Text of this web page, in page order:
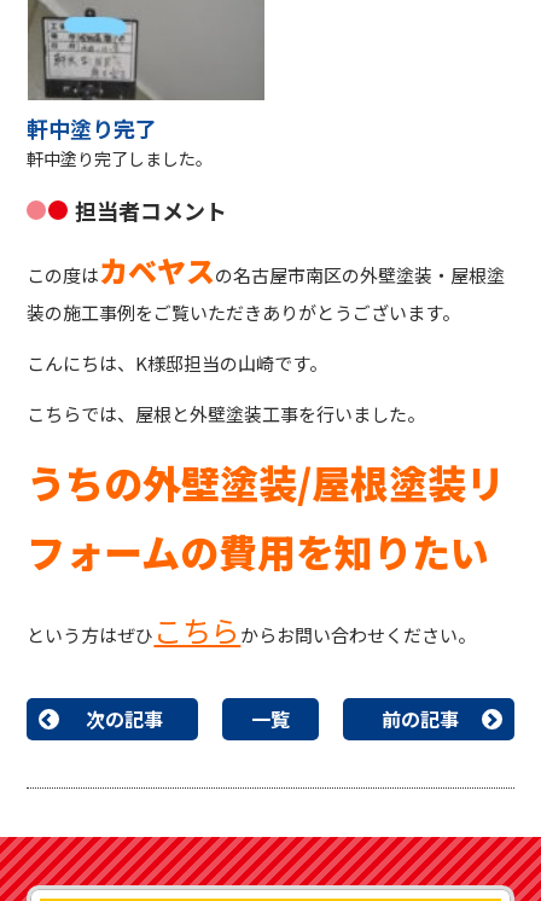
軒中塗り完了
軒中塗り完了しました。
担当者コメント
この度はカベヤスの名古屋市南区の外壁塗装・屋根塗
装の施工事例をご覧いただきありがとうございます。
こんにちは、K様邸担当の山崎です。
こちらでは、屋根と外壁塗装工事を行いました。
うちの外壁塗装/屋根塗装リ
フォームの費用を知りたい
という方はぜひ こちら からお問い合わせください。
次の記事 一覧 前の記事